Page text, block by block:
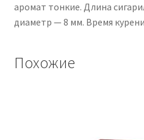
аромат тонкие. Длина
диаметр — 8 мм. Время
Похожие